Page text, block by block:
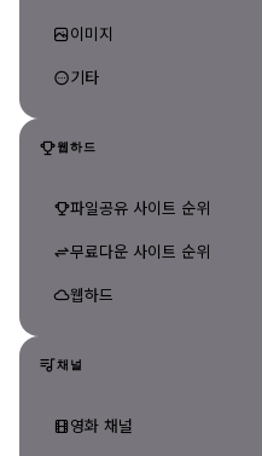
이미지
기타
웹하드
파일공유 사이트 순위
무료다운 사이트 순위
웹하드
채널
영화 채널